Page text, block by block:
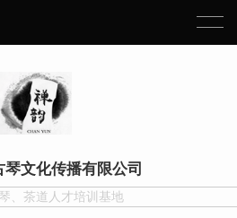
文化传播有限公司
、茶道人才培训基地